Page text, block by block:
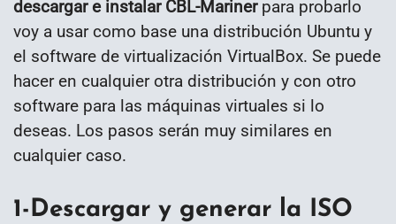
descargar e instalar CBL-Marinerpara probarlo
voy a usar como base una distribución Ubuntu y
el software de virtualización VirtualBox. Se puede
hacer en cualquier otra distribución y con otro
software para las máquinas virtuales si lo
deseas. Los pasos serán muy similares en
cualquier caso.
1-Descargar y generar la ISO